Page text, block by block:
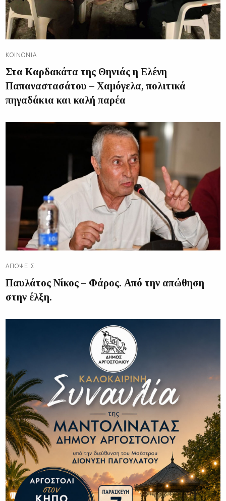
ΚΟΙΝΩΝΊΑ
Στα Καρδακάτα της Θηνιάς η Ελένη
Παπαναστασάτου – Χαμόγελα, πολιτικά
πηγαδάκια και καλή παρέα
ΑΠΌΨΕΙΣ
Παυλάτος Νίκος – Φάρος. Από την απώθηση
στην έλξη.